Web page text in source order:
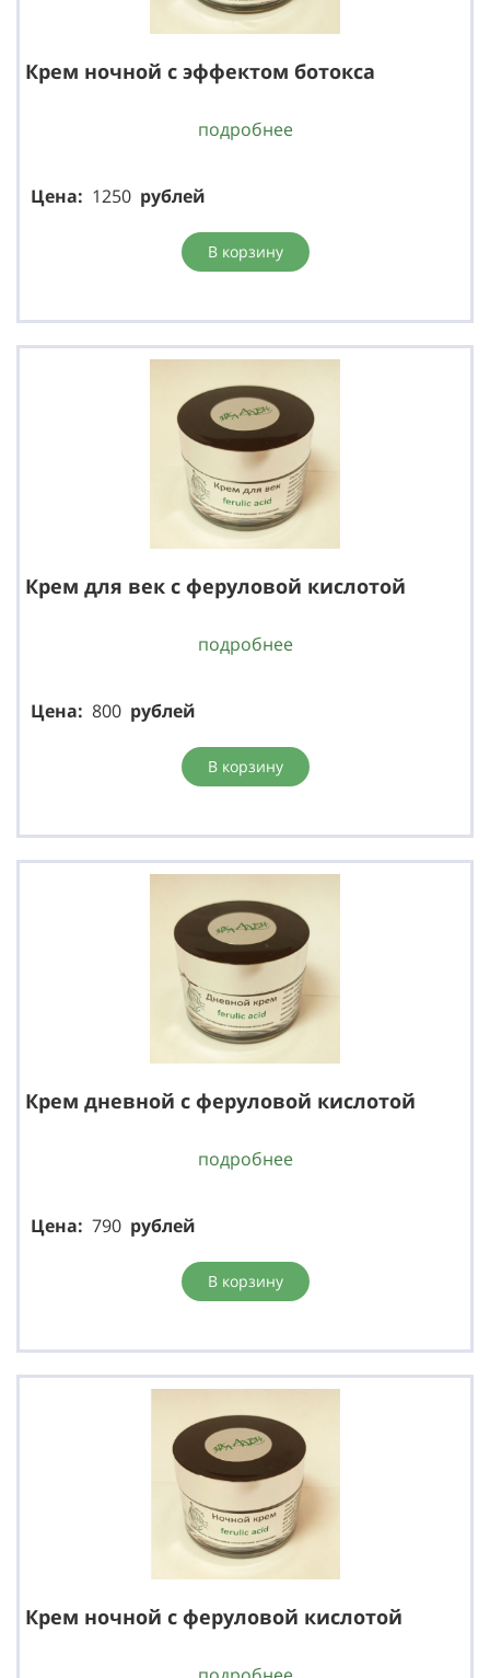
Крем ночной с эффектом ботокса
подробнее
Цена: 1250 рублей
В корзину
Крем для век с феруловой кислотой
подробнее
Цена: 800 рублей
В корзину
Крем дневной с феруловой кислотой
подробнее
Цена: 790 рублей
В корзину
Крем ночной с феруловой кислотой